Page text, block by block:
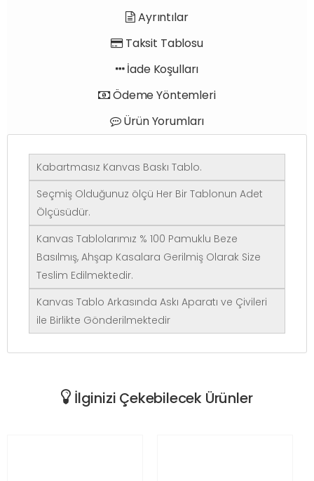
Ayrıntılar
Taksit Tablosu
İade Koşulları
Ödeme Yöntemleri
Ürün Yorumları
Kabartmasız Kanvas Baskı Tablo.
Seçmiş Olduğunuz ölçü Her Bir Tablonun Adet
Ölçüsüdür.
Kanvas Tablolarımız % 100 Pamuklu Beze
Basılmış, Ahşap Kasalara Gerilmiş Olarak Size
Teslim Edilmektedir.
Kanvas Tablo Arkasında Askı Aparatı ve Çivileri
ile Birlikte Gönderilmektedir
İlginizi Çekebilecek Ürünler